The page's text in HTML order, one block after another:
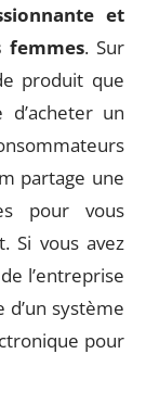
et
femmes. Sur
produit que
un
partage une
pour vous
Si vous avez
l’entreprise
d’un système
pour